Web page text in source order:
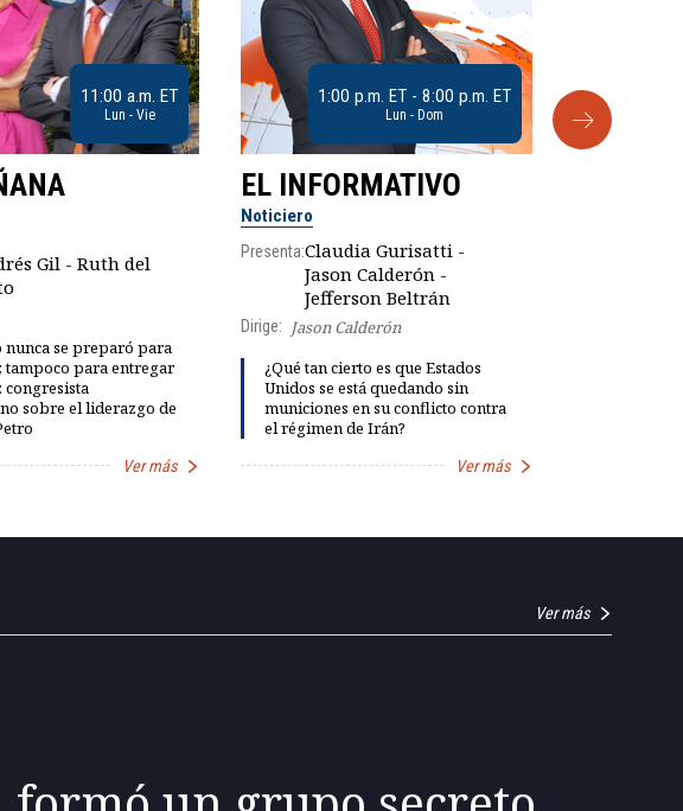
11:00 a.m. ET
Lun - Vie
Gil - Ruth del
nunca se preparó para
tampoco para entregar
congresista
sobre el liderazgo de
Ver más
1:00 p.m. ET - 8:00 p.m. ET
Lun - Dom
EL INFORMATIVO
Noticiero
Presenta:Claudia Gurisatti -
Jason Calderón -
Jefferson Beltrán
Dirige:
Jason Calderón
¿Qué tan cierto es que Estados
Unidos se está quedando sin
municiones en su conflicto contra
el régimen de Irán?
Ver más
Ver más